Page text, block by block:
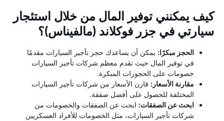
كيف يمكنني توفير المال من خلال استئجار
سيارتي في جزر فوكلاند (مالفيناس)؟
الحجز مبكرًا: يمكن أن يساعدك حجز تأجير السيارات مقدمًا
في توفير المال حيث تقدم معظم شركات تأجير السيارات
خصومات على الحجوزات المبكرة.
مقارنة الأسعار: قارن الأسعار من شركات تأجير السيارات
المختلفة للحصول على أفضل صفقة.
ابحث عن الصفقات: ابحث عن الصفقات والخصومات من
شركات تأجير السيارات، مثل الخصومات للأفراد العسكريين